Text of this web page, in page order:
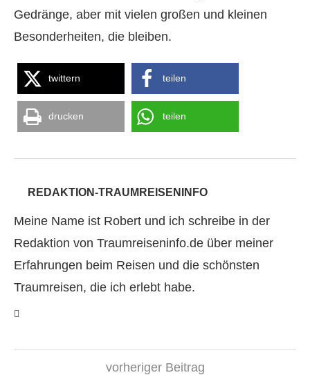
Gedränge, aber mit vielen großen und kleinen
Besonderheiten, die bleiben.
twittern teilen
drucken teilen
REDAKTION-TRAUMREISENINFO
Meine Name ist Robert und ich schreibe in der
Redaktion von Traumreiseninfo.de über meiner
Erfahrungen beim Reisen und die schönsten
Traumreisen, die ich erlebt habe.
vorheriger Beitrag